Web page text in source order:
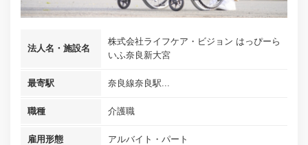
法人名・施設名
株式会社ライフケア・ビジョン はっぴーら
いふ奈良新大宮
最寄駅 奈良線奈良駅...
職種 介護職
雇用形態 アルバイト・パート